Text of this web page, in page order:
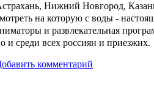
Нижний Новгород,
на которую с воды -
и развлекательная
и среди всех россиян и приезжих.
комментарий